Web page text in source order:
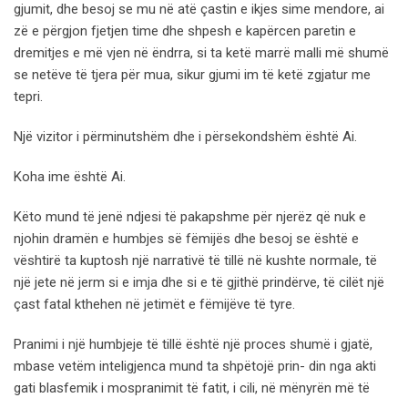
gjumit, dhe besoj se mu në atë çastin e ikjes sime mendore, ai
zë e përgjon fjetjen time dhe shpesh e kapërcen paretin e
dremitjes e më vjen në ëndrra, si ta ketë marrë malli më shumë
se netëve të tjera për mua, sikur gjumi im të ketë zgjatur me
tepri.
Një vizitor i përminutshëm dhe i përsekondshëm është Ai.
Koha ime është Ai.
Këto mund të jenë ndjesi të pakapshme për njerëz që nuk e
njohin dramën e humbjes së fëmijës dhe besoj se është e
vështirë ta kuptosh një narrativë të tillë në kushte normale, të
një jete në jerm si e imja dhe si e të gjithë prindërve, të cilët një
çast fatal kthehen në jetimët e fëmijëve të tyre.
Pranimi i një humbjeje të tillë është një proces shumë i gjatë,
mbase vetëm inteligjenca mund ta shpëtojë prin- din nga akti
gati blasfemik i mospranimit të fatit, i cili, në mënyrën më të